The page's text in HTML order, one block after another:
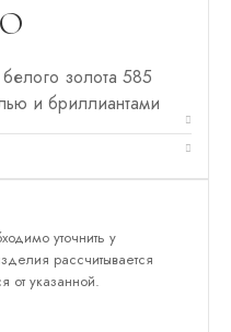
золота 585
и бриллиантами
уточнить у
рассчитывается
от указанной.